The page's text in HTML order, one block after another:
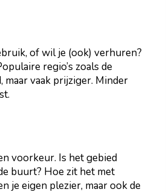
of wil je (ook) verhuren?
regio’s zoals de
maar vaak prijziger. Minder
voorkeur. Is het gebied
buurt? Hoe zit het met
je eigen plezier, maar ook de